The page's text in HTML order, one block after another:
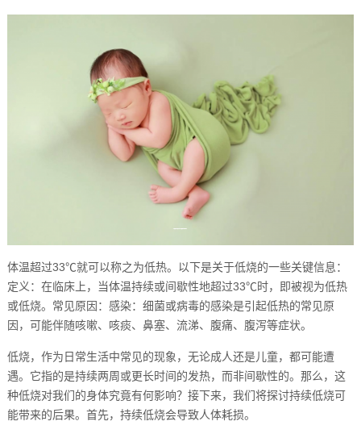
体温超过33℃就可以称之为低热。以下是关于低烧的一些关键信息：
定义：在临床上，当体温持续或间歇性地超过33℃时，即被视为低热
或低烧。常见原因：感染：细菌或病毒的感染是引起低热的常见原
因，可能伴随咳嗽、咳痰、鼻塞、流涕、腹痛、腹泻等症状。
低烧，作为日常生活中常见的现象，无论成人还是儿童，都可能遭
遇。它指的是持续两周或更长时间的发热，而非间歇性的。那么，这
种低烧对我们的身体究竟有何影响？接下来，我们将探讨持续低烧可
能带来的后果。首先，持续低烧会导致人体耗损。